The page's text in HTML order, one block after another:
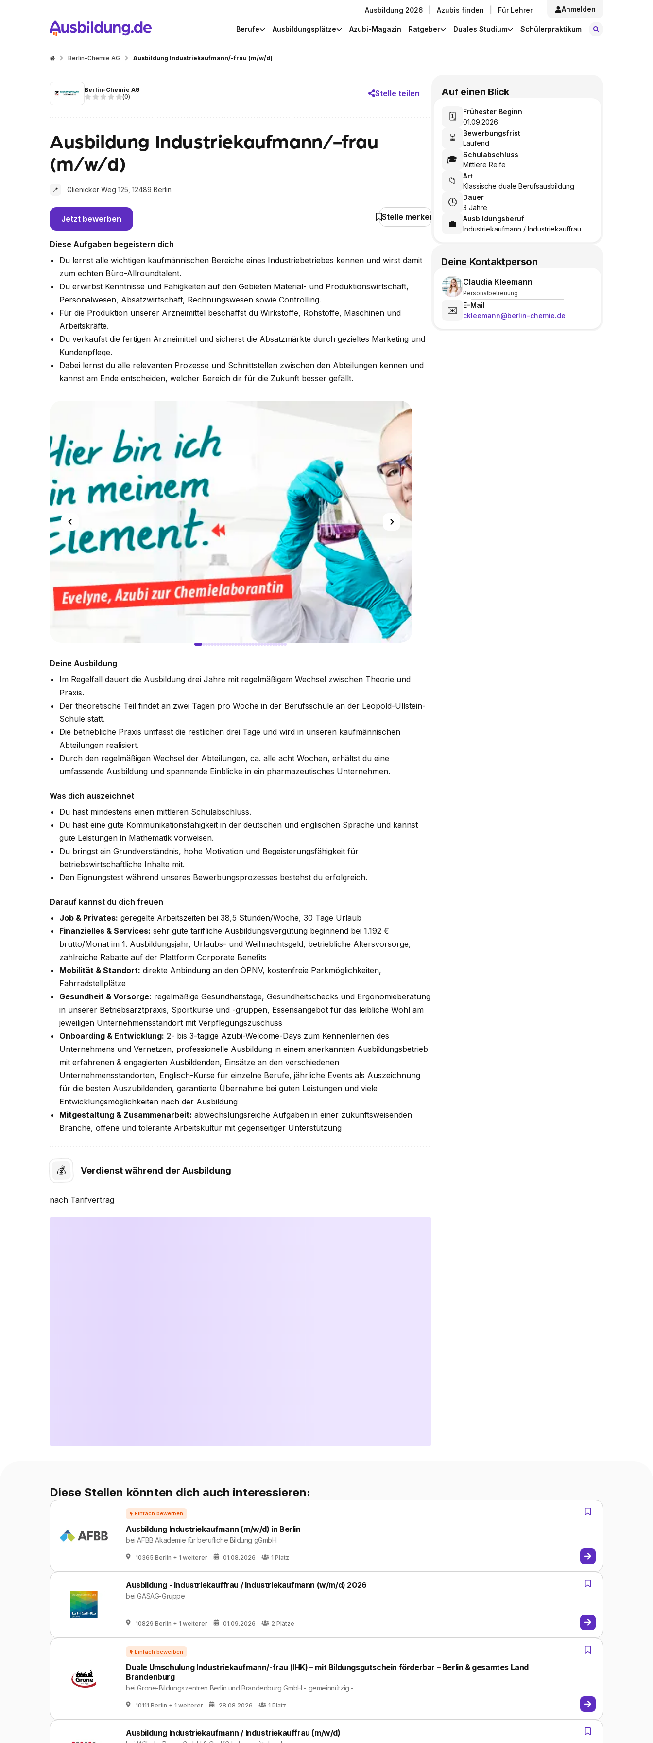
Ausbildung 2026 Azubis finden Für Lehrer Anmelden
Berufe Ausbildungsplätze Azubi-Magazin Ratgeber Duales Studium Schülerpraktikum
Berlin-Chemie AG Ausbildung Industriekaufmann/-frau (m/w/d)
Berlin-Chemie AG
(0) Stelle teilen
Ausbildung Industriekaufmann/-frau
(m/w/d)
📍 Glienicker Weg 125, 12489 Berlin
Jetzt bewerben Stelle merken
Diese Aufgaben begeistern dich
Du lernst alle wichtigen kaufmännischen Bereiche eines Industriebetriebes kennen und wirst damit
zum echten Büro-Allroundtalent.
Du erwirbst Kenntnisse und Fähigkeiten auf den Gebieten Material- und Produktionswirtschaft,
Personalwesen, Absatzwirtschaft, Rechnungswesen sowie Controlling.
Für die Produktion unserer Arzneimittel beschaffst du Wirkstoffe, Rohstoffe, Maschinen und
Arbeitskräfte.
Du verkaufst die fertigen Arzneimittel und sicherst die Absatzmärkte durch gezieltes Marketing und
Kundenpflege.
Dabei lernst du alle relevanten Prozesse und Schnittstellen zwischen den Abteilungen kennen und
kannst am Ende entscheiden, welcher Bereich dir für die Zukunft besser gefällt.
Deine Ausbildung
Im Regelfall dauert die Ausbildung drei Jahre mit regelmäßigem Wechsel zwischen Theorie und
Praxis.
Der theoretische Teil findet an zwei Tagen pro Woche in der Berufsschule an der Leopold-Ullstein-
Schule statt.
Die betriebliche Praxis umfasst die restlichen drei Tage und wird in unseren kaufmännischen
Abteilungen realisiert.
Durch den regelmäßigen Wechsel der Abteilungen, ca. alle acht Wochen, erhältst du eine
umfassende Ausbildung und spannende Einblicke in ein pharmazeutisches Unternehmen.
Was dich auszeichnet
Du hast mindestens einen mittleren Schulabschluss.
Du hast eine gute Kommunikationsfähigkeit in der deutschen und englischen Sprache und kannst
gute Leistungen in Mathematik vorweisen.
Du bringst ein Grundverständnis, hohe Motivation und Begeisterungsfähigkeit für
betriebswirtschaftliche Inhalte mit.
Den Eignungstest während unseres Bewerbungsprozesses bestehst du erfolgreich.
Darauf kannst du dich freuen
Job & Privates: geregelte Arbeitszeiten bei 38,5 Stunden/Woche, 30 Tage Urlaub
Finanzielles & Services: sehr gute tarifliche Ausbildungsvergütung beginnend bei 1.192 €
brutto/Monat im 1. Ausbildungsjahr, Urlaubs- und Weihnachtsgeld, betriebliche Altersvorsorge,
zahlreiche Rabatte auf der Plattform Corporate Benefits
Mobilität & Standort: direkte Anbindung an den ÖPNV, kostenfreie Parkmöglichkeiten,
Fahrradstellplätze
Gesundheit & Vorsorge: regelmäßige Gesundheitstage, Gesundheitschecks und Ergonomieberatung
in unserer Betriebsarztpraxis, Sportkurse und -gruppen, Essensangebot für das leibliche Wohl am
jeweiligen Unternehmensstandort mit Verpflegungszuschuss
Onboarding & Entwicklung: 2- bis 3-tägige Azubi-Welcome-Days zum Kennenlernen des
Unternehmens und Vernetzen, professionelle Ausbildung in einem anerkannten Ausbildungsbetrieb
mit erfahrenen & engagierten Ausbildenden, Einsätze an den verschiedenen
Unternehmensstandorten, Englisch-Kurse für einzelne Berufe, jährliche Events als Auszeichnung
für die besten Auszubildenden, garantierte Übernahme bei guten Leistungen und viele
Entwicklungsmöglichkeiten nach der Ausbildung
Mitgestaltung & Zusammenarbeit: abwechslungsreiche Aufgaben in einer zukunftsweisenden
Branche, offene und tolerante Arbeitskultur mit gegenseitiger Unterstützung
💰 Verdienst während der Ausbildung
nach Tarifvertrag
Auf einen Blick
🗓️
Frühester Beginn
01.09.2026
⏳
Bewerbungsfrist
Laufend
🎓
Schulabschluss
Mittlere Reife
📁
Art
Klassische duale Berufsausbildung
🕒
Dauer
3 Jahre
💼
Ausbildungsberuf
Industriekaufmann / Industriekauffrau
Deine Kontaktperson
Claudia Kleemann
Personalbetreuung
✉️
E-Mail
ckleemann@berlin-chemie.de
Diese Stellen könnten dich auch interessieren:
Ausbildung Industriekaufmann (m/w/d) in Berlin
beiAFBB Akademie für berufliche Bildung gGmbH
10365 Berlin + 1 weiterer 01.08.2026 1 Platz
Ausbildung - Industriekauffrau / Industriekaufmann (w/m/d) 2026
beiGASAG-Gruppe
10829 Berlin + 1 weiterer 01.09.2026 2 Plätze
Duale Umschulung Industriekaufmann/-frau (IHK) – mit Bildungsgutschein förderbar – Berlin & gesamtes Land
Brandenburg
beiGrone-Bildungszentren Berlin und Brandenburg GmbH - gemeinnützig -
10111 Berlin + 1 weiterer 28.08.2026 1 Platz
Ausbildung Industriekaufmann / Industriekauffrau (m/w/d)